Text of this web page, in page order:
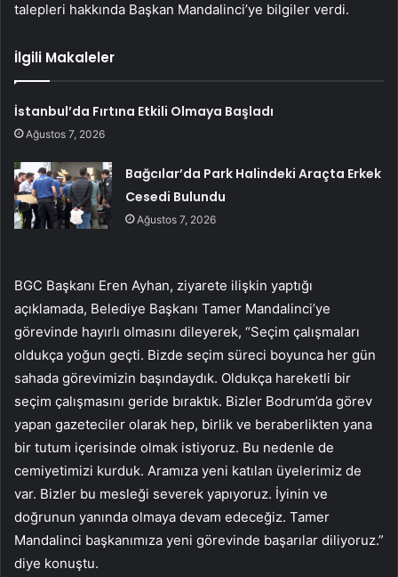
talepleri hakkında Başkan Mandalinci’ye bilgiler verdi.
İlgili Makaleler
İstanbul’da Fırtına Etkili Olmaya Başladı
Ağustos 7, 2026
Bağcılar’da Park Halindeki Araçta Erkek
Cesedi Bulundu
Ağustos 7, 2026
BGC Başkanı Eren Ayhan, ziyarete ilişkin yaptığı
açıklamada, Belediye Başkanı Tamer Mandalinci’ye
görevinde hayırlı olmasını dileyerek, “Seçim çalışmaları
oldukça yoğun geçti. Bizde seçim süreci boyunca her gün
sahada görevimizin başındaydık. Oldukça hareketli bir
seçim çalışmasını geride bıraktık. Bizler Bodrum’da görev
yapan gazeteciler olarak hep, birlik ve beraberlikten yana
bir tutum içerisinde olmak istiyoruz. Bu nedenle de
cemiyetimizi kurduk. Aramıza yeni katılan üyelerimiz de
var. Bizler bu mesleği severek yapıyoruz. İyinin ve
doğrunun yanında olmaya devam edeceğiz. Tamer
Mandalinci başkanımıza yeni görevinde başarılar diliyoruz.”
diye konuştu.